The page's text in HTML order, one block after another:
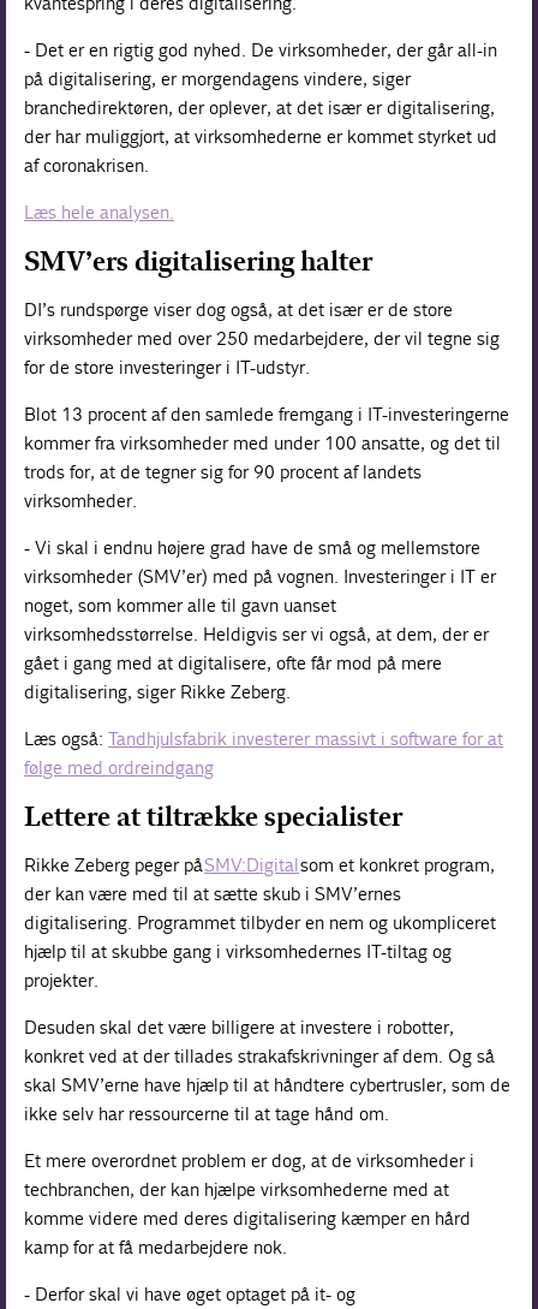
- Det er en rigtig god nyhed. De virksomheder, der går all-in
på digitalisering, er morgendagens vindere, siger
branchedirektøren, der oplever, at det især er digitalisering,
der har muliggjort, at virksomhederne er kommet styrket ud
af coronakrisen.
Læs hele analysen.
SMV’ers digitalisering halter
DI’s rundspørge viser dog også, at det især er de store
virksomheder med over 250 medarbejdere, der vil tegne sig
for de store investeringer i IT-udstyr.
Blot 13 procent af den samlede fremgang i IT-investeringerne
kommer fra virksomheder med under 100 ansatte, og det til
trods for, at de tegner sig for 90 procent af landets
virksomheder.
- Vi skal i endnu højere grad have de små og mellemstore
virksomheder (SMV’er) med på vognen. Investeringer i IT er
noget, som kommer alle til gavn uanset
virksomhedsstørrelse. Heldigvis ser vi også, at dem, der er
gået i gang med at digitalisere, ofte får mod på mere
digitalisering, siger Rikke Zeberg.
Læs også:Tandhjulsfabrik investerer massivt i software for at
følge med ordreindgang
Lettere at tiltrække specialister
Rikke Zeberg peger påSMV:Digitalsom et konkret program,
der kan være med til at sætte skub i SMV’ernes
digitalisering. Programmet tilbyder en nem og ukompliceret
hjælp til at skubbe gang i virksomhedernes IT-tiltag og
projekter.
Desuden skal det være billigere at investere i robotter,
konkret ved at der tillades strakafskrivninger af dem. Og så
skal SMV’erne have hjælp til at håndtere cybertrusler, som de
ikke selv har ressourcerne til at tage hånd om.
Et mere overordnet problem er dog, at de virksomheder i
techbranchen, der kan hjælpe virksomhederne med at
komme videre med deres digitalisering kæmper en hård
kamp for at få medarbejdere nok.
- Derfor skal vi have øget optaget på it- og